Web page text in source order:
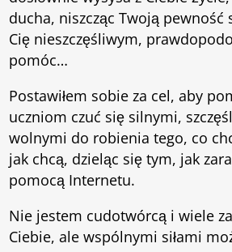
ducha, niszcząc Twoją pewność
Cię nieszczęśliwym,
pomóc…
Postawiłem sobie za cel, aby
uczniom czuć się silnymi,
wolnymi do robienia tego, co
jak chcą, dzieląc się tym, jak
pomocą Internetu.
Nie jestem cudotwórcą i wiele
Ciebie, ale wspólnymi siłami